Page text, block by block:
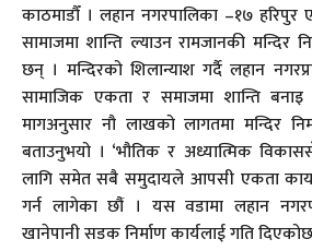
काठमाडौँ । लहान नगरपालिका –१७ हरिपुर
सामाजमा शान्ति ल्याउन रामजानकी मन्दिर
छन् । मन्दिरको शिलान्याश गर्दै लहान
सामाजिक एकता र समाजमा शान्ति बनाइ
मागअनुसार नौ लाखको लागतमा मन्दिर
बताउनुभयो । ‘भौतिक र अध्यात्मिक
लागि समेत सबै समुदायले आपसी एकता कायम
गर्न लागेका छौंं । यस वडामा लहान
खानेपानी सडक निर्माण कार्यलाई गति